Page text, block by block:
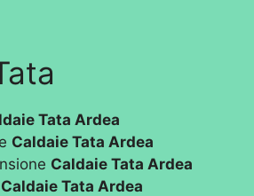
Tata Ardea
Caldaie Tata Ardea
Caldaie Tata Ardea
Caldaie Tata Ardea